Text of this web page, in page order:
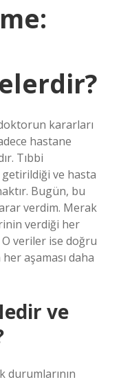
kararları
hastane
Tıbbi
ve hasta
Bugün, bu
verdim. Merak
verdiği her
veriler ise doğru
aşaması daha
ve
durumlarının